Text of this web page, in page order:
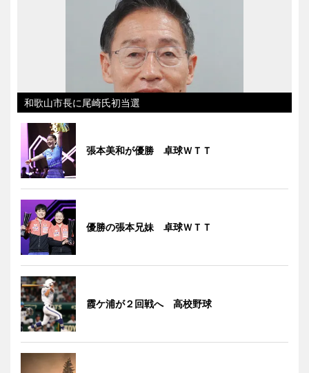
和歌山市長に尾崎氏初当選
張本美和が優勝 卓球ＷＴＴ
優勝の張本兄妹 卓球ＷＴＴ
霞ケ浦が２回戦へ 高校野球